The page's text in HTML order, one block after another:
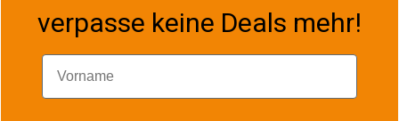
verpasse keine Deals mehr!
Vorname